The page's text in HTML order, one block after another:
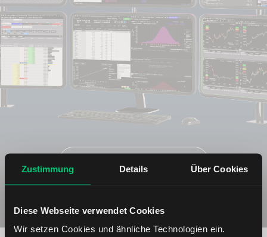
Zustimmung Details Über Cookies
Diese Webseite verwendet Cookies
Wir setzen Cookies und ähnliche Technologien ein.